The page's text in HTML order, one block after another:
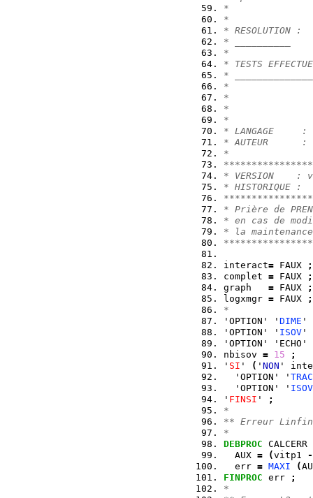
*
*
* RESOLUTION
* __________
*
* TESTS
*
*
*
*
*
* LANGAGE     :
* AUTEUR      :
*
* VERSION
* HISTORIQUE :
* Prière de
* en cas de
* la
interact= FAUX
;
complet = FAUX
;
graph = FAUX
;
logxmgr = FAUX
;
*
'OPTION' ' DIME '
'OPTION' ' ISOV '
'OPTION' 'ECHO'
nbisov = 15
;
' SI ' ( ' NON '
  'OPTION' '
TRAC
  'OPTION' '
ISOV
' FINSI '
;
*
** Erreur Linfini
*
DEBPROC
  AUX
= (vitp1 -
  err
= MAXI (
FINPROC err
;
*